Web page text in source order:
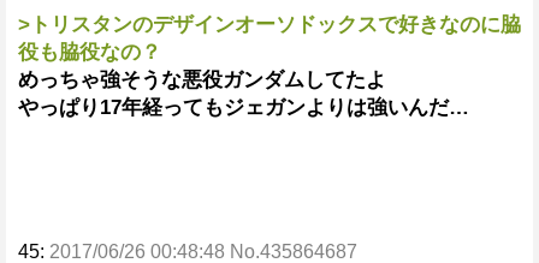
>トリスタンのデザインオーソドックスで好きなのに脇
役も脇役なの？
めっちゃ強そうな悪役ガンダムしてたよ
やっぱり17年経ってもジェガンよりは強いんだ…
45: 2017/06/26 00:48:48 No.435864687